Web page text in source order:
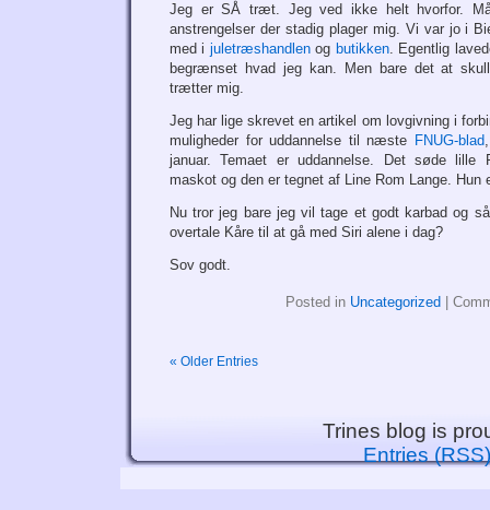
Jeg er SÅ træt. Jeg ved ikke helt hvorfor.
anstrengelser der stadig plager mig. Vi var jo i
med i juletræshandlenog butikken. Egentlig
begrænset hvad jeg kan. Men bare det at
trætter mig.
Jeg har lige skrevet en artikel om lovgivning i
muligheder for uddannelse til næste FNUG-blad
januar. Temaet er uddannelse. Det søde lille
maskot og den er tegnet af Line Rom Lange. Hun
Nu tror jeg bare jeg vil tage et godt karbad og
overtale Kåre til at gå med Siri alene i dag?
Sov godt.
Posted in Uncategorized
« Older Entries
Trines blog is
Entries (RSS)